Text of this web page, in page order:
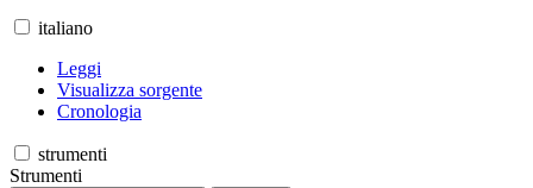
italiano
Leggi
Visualizza sorgente
Cronologia
strumenti
Strumenti